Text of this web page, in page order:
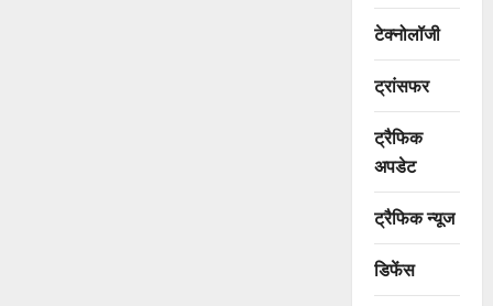
टेक्नोलॉजी
ट्रांसफर
ट्रैफिक
अपडेट
ट्रैफिक न्यूज
डिफेंस